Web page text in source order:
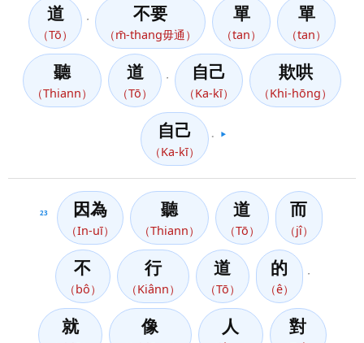
道
（Tō）
不要
（m̄-thang毋通）
單
（tan）
單
（tan）
聽
（Thiann）
道
（Tō）
自己
（Ka-kī）
欺哄
（Khi-hōng）
自己
（Ka-kī）
▶️
23 因為
（In-uī）
聽
（Thiann）
道
（Tō）
而
（jî）
不
（bô）
行
（Kiânn）
道
（Tō）
的
（ê）
就 像 人 對